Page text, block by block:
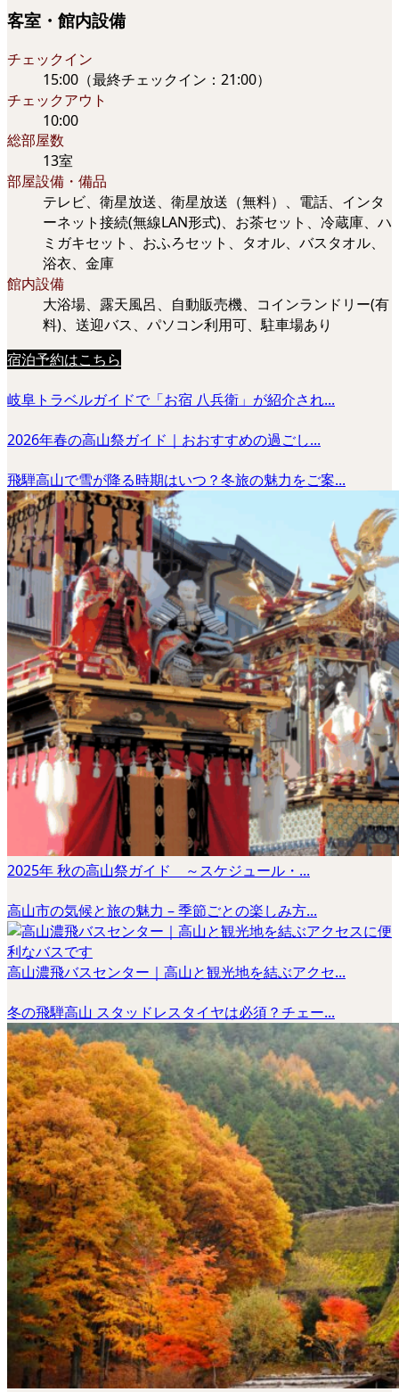
客室・館内設備
チェックイン
15:00（最終チェックイン：21:00）
チェックアウト
10:00
総部屋数
13室
部屋設備・備品
テレビ、衛星放送、衛星放送（無料）、電話、インタ
ーネット接続(無線LAN形式)、お茶セット、冷蔵庫、ハ
ミガキセット、おふろセット、タオル、バスタオル、
浴衣、金庫
館内設備
大浴場、露天風呂、自動販売機、コインランドリー(有
料)、送迎バス、パソコン利用可、駐車場あり
宿泊予約はこちら
岐阜トラベルガイドで「お宿 八兵衛」が紹介され...
2026年春の高山祭ガイド｜おおすすめの過ごし...
飛騨高山で雪が降る時期はいつ？冬旅の魅力をご案...
2025年 秋の高山祭ガイド ～スケジュール・...
高山市の気候と旅の魅力 – 季節ごとの楽しみ方...
高山濃飛バスセンター｜高山と観光地を結ぶアクセ...
冬の飛騨高山 スタッドレスタイヤは必須？チェー...